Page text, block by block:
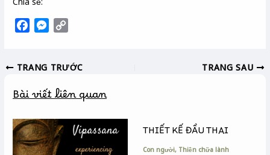
e
o
k
M
s
n
e
r
y
i
k
TRANG TRƯỚC TRANG SAU
Bài viết liên quan
THIẾT KẾ ĐẦU THAI
Con người, Thiền chữa lành